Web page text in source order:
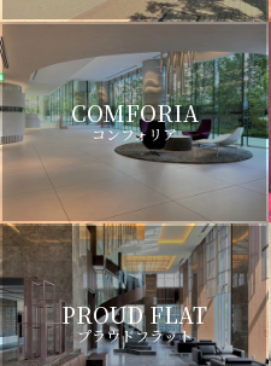
COMFORIA
コンフォリア
PROUD FLAT
プラウドフラット